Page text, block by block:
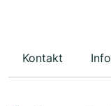
Kontakt Info